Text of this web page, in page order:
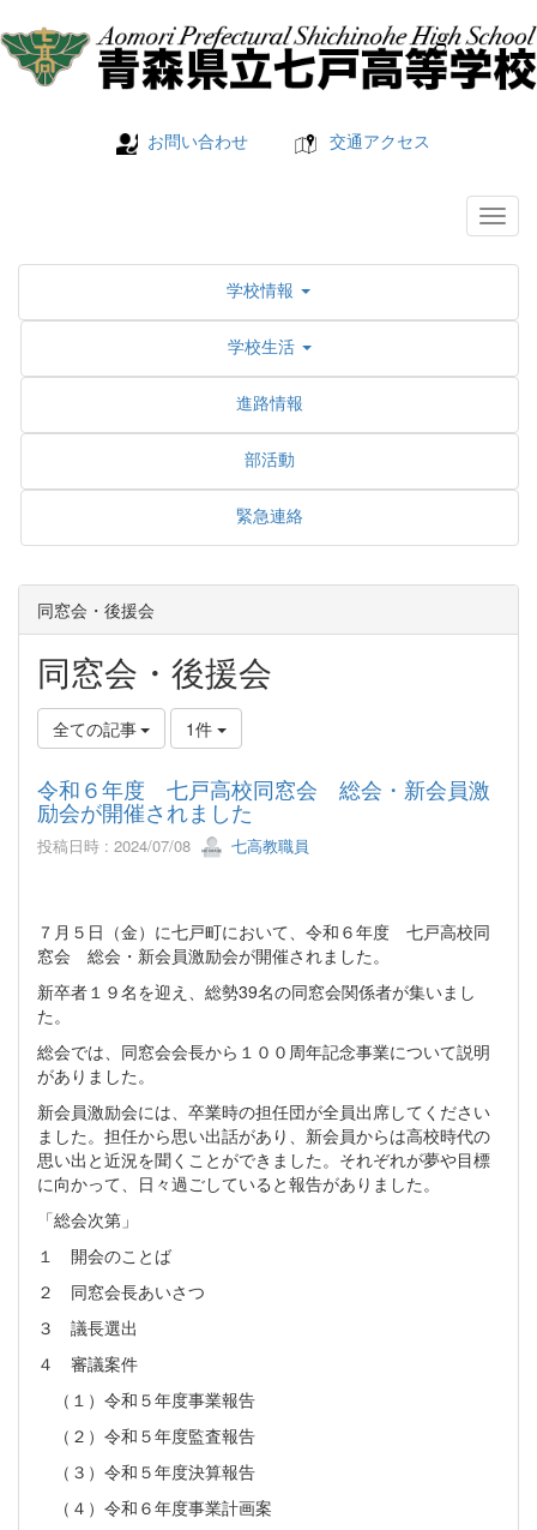
お問い合わせ 交通アクセス
学校情報
学校生活
進路情報
部活動
緊急連絡
同窓会・後援会
同窓会・後援会
全ての記事 1件
令和６年度 七戸高校同窓会 総会・新会員激
励会が開催されました
投稿日時 : 2024/07/08 七高教職員
７月５日（金）に七戸町において、令和６年度 七戸高校同
窓会 総会・新会員激励会が開催されました。
新卒者１９名を迎え、総勢39名の同窓会関係者が集いまし
た。
総会では、同窓会会長から１００周年記念事業について説明
がありました。
新会員激励会には、卒業時の担任団が全員出席してください
ました。担任から思い出話があり、新会員からは高校時代の
思い出と近況を聞くことができました。それぞれが夢や目標
に向かって、日々過ごしていると報告がありました。
「総会次第」
１ 開会のことば
２ 同窓会長あいさつ
３ 議長選出
４ 審議案件
（１）令和５年度事業報告
（２）令和５年度監査報告
（３）令和５年度決算報告
（４）令和６年度事業計画案